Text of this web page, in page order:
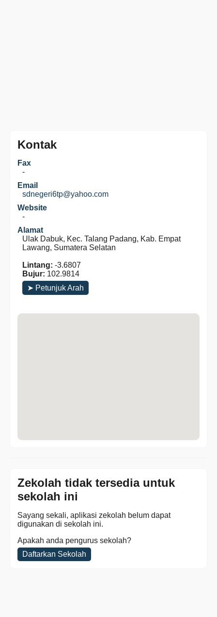
Kontak
Fax
-
Email
sdnegeri6tp@yahoo.com
Website
-
Alamat
Ulak Dabuk, Kec. Talang Padang, Kab. Empat
Lawang, Sumatera Selatan
Lintang: -3.6807
Bujur: 102.9814
➤ Petunjuk Arah
Zekolah tidak tersedia untuk
sekolah ini
Sayang sekali, aplikasi zekolah belum dapat
digunakan di sekolah ini.
Apakah anda pengurus sekolah?
Daftarkan Sekolah